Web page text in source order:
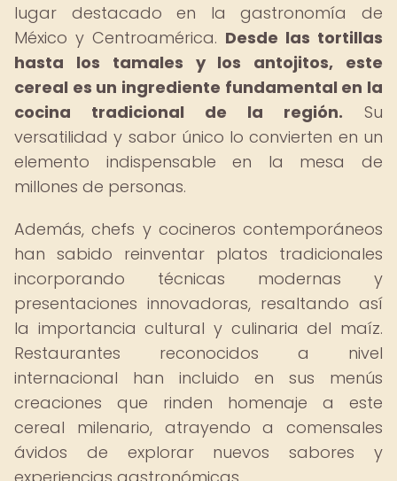
lugar destacado en la gastronomía de
México y Centroamérica. Desde las tortillas
hasta los tamales y los antojitos, este
cereal es un ingrediente fundamental en la
cocina tradicional de la región. Su
versatilidad y sabor único lo convierten en un
elemento indispensable en la mesa de
millones de personas.
Además, chefs y cocineros contemporáneos
han sabido reinventar platos tradicionales
incorporando técnicas modernas y
presentaciones innovadoras, resaltando así
la importancia cultural y culinaria del maíz.
Restaurantes reconocidos a nivel
internacional han incluido en sus menús
creaciones que rinden homenaje a este
cereal milenario, atrayendo a comensales
ávidos de explorar nuevos sabores y